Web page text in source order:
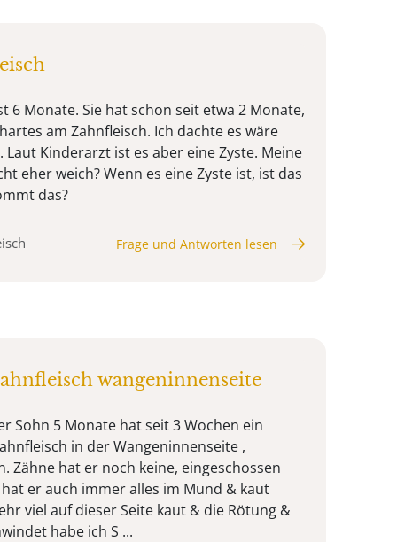
6 Monate. Sie hat schon seit etwa 2 Monate,
am Zahnfleisch. Ich dachte es wäre
Laut Kinderarzt ist es aber eine Zyste. Meine
eher weich? Wenn es eine Zyste ist, ist das
das?
Frage und Antworten lesen
wangeninnenseite
Sohn 5 Monate hat seit 3 Wochen ein
in der Wangeninnenseite ,
Zähne hat er noch keine, eingeschossen
er auch immer alles im Mund & kaut
viel auf dieser Seite kaut & die Rötung &
habe ich S ...